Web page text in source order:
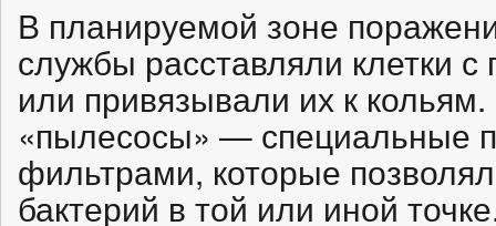
В планируемой зоне
службы расставляли клетки
или привязывали их к
«пылесосы» — специальные
фильтрами, которые
бактерий в той или иной